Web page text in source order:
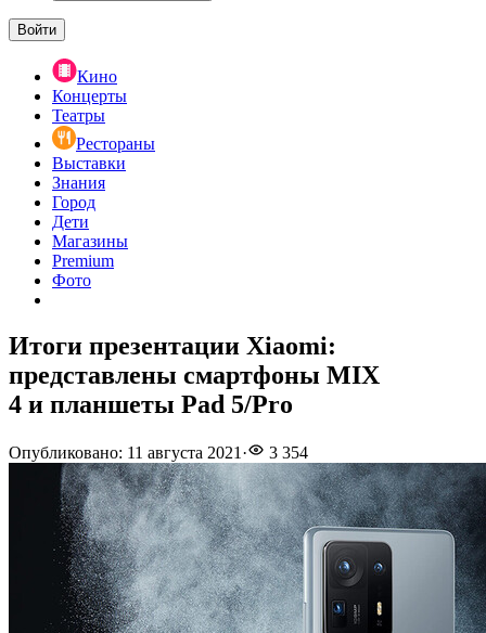
Войти
Кино
Концерты
Театры
Рестораны
Выставки
Знания
Город
Дети
Магазины
Premium
Фото
Итоги презентации Xiaomi:
представлены смартфоны MIX
4 и планшеты Pad 5/Pro
Опубликовано: 11 августа 2021 · 3 354